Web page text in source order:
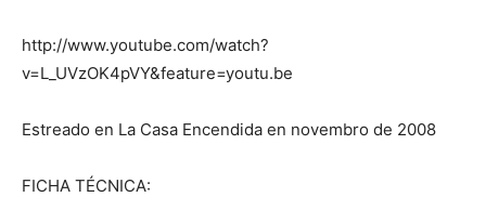
http://www.youtube.com/watch?
v=L_UVzOK4pVY&feature=youtu.be
Estreado en La Casa Encendida en novembro de 2008
FICHA TÉCNICA: